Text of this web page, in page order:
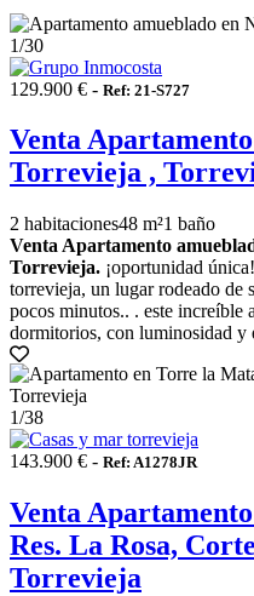
1/30
129.900 € - Ref: 21-S727
Venta
Torrevieja ,
2 habitaciones48 m²1 baño
Venta Apartamento
Torrevieja. ¡oportunidad
torrevieja, un lugar rodeado de
pocos minutos.. . este increíble
dormitorios, con luminosidad y
1/38
143.900 € - Ref: A1278JR
Venta
Res. La Rosa,
Torrevieja